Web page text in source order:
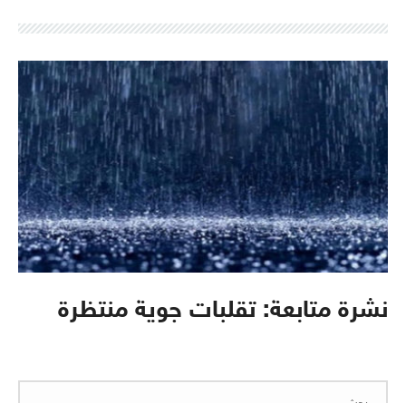
نشرة متابعة: تقلبات جوية منتظرة